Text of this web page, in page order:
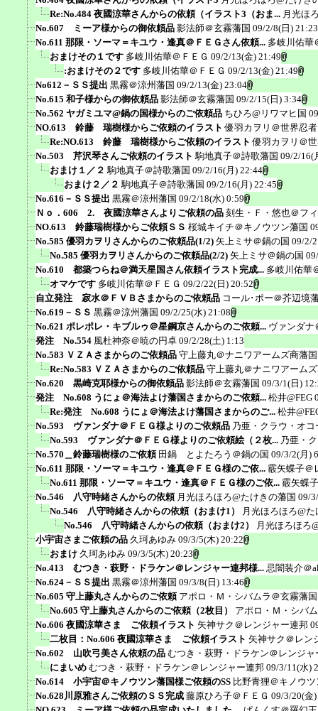
Re:No.484 夜國涼華さんからの依頼（イラスト3（おま... 月光ほ
No.607 ミーア様からの御依頼品 影法師＠玄霧藩国 09/2/8(日) 21:23
No.611 那限・ソーマ＝キユウ・逢真＠ＦＥＧさん依頼... 多岐川佑華
おまけその１です 多岐川佑華＠ＦＥＧ 09/2/13(金) 21:49
:おまけその２です 多岐川佑華＠ＦＥＧ 09/2/13(金) 21:49
No612－ＳＳ提出 黒霧＠涼州藩国 09/2/13(金) 23:04
No.615 和子様からの御依頼品 影法師＠玄霧藩国 09/2/15(日) 3:34
No.562 ヤガミユマ@鍋の国様からのご依頼品 ちひろ@リワマヒ国
NO.613 鈴藤 瑞樹様からご依頼のイラスト 優羽カヲリ＠世界忍
Re:NO.613 鈴藤 瑞樹様からご依頼のイラスト 優羽カヲリ＠
No.503 芹沢琴さんご依頼のイラスト 駒地真子＠詩歌藩国 09/2/16(
おまけ１／２ 駒地真子＠詩歌藩国 09/2/16(月) 22:44
おまけ２／２ 駒地真子＠詩歌藩国 09/2/16(月) 22:45
No.616－ＳＳ提出 黒霧＠涼州藩国 09/2/18(水) 0:59
Ｎｏ．606 2. 夜國涼華さんよりご依頼の品 刻生・Ｆ・悠也＠フ
NO.613 鈴藤瑞樹様からご依頼ＳＳ 桜城キイチ＠キノウツン藩国
No.585 優羽カヲリさんからのご依頼品(1/2) 矢上ミサ＠鍋の国 09/2/
No.585 優羽カヲリさんからのご依頼品(2/2) 矢上ミサ＠鍋の国
No.610 都築つらね＠満天星国さん依頼イラスト完成... 多岐川佑華
オマケです 多岐川佑華＠ＦＥＧ 09/2/22(日) 20:52
自立発注 寂水＠ＦＶＢさまからのご依頼品 コール･ポー＠芥辺境
No.619－ＳＳ 黒霧＠涼州藩国 09/2/25(水) 21:08
No.621 ポレポレ・キブルゥ＠星鋼京さんからのご依頼... ヴァンダナ
発注 No.554 風杜神奈＠暁の円卓 09/2/28(土) 1:13
No.583 ＶＺＡさまからのご依頼品 守上藤丸＠ナニワアームズ商藩国
Re:No.583 ＶＺＡさまからのご依頼品 守上藤丸＠ナニワアーム
No.620 黒崎克耶様からの御依頼品 影法師＠玄霧藩国 09/3/1(日)
発注 No.608 うにょ＠海法よけ藩国さまからのご依頼... 松井@FEG
Re:発注 No.608 うにょ＠海法よけ藩国さまからのご... 松井
No.593 ヴァンダナ＠ＦＥＧ様よりのご依頼品 乃亜・クラウ・オ
No.593 ヴァンダナ＠ＦＥＧ様よりのご依頼絵（２枚... 乃亜・
No.570＿鈴藤瑞樹様のご依頼 田鍋 とよたろう＠鍋の国 09/3/2(月)
No.611 那限・ソーマ＝キユウ・逢真＠ＦＥＧ様のご依... 霰矢蝶子＠
No.611 那限・ソーマ＝キユウ・逢真＠ＦＥＧ様のご依... 霰矢蝶
No.546 八守時緒さんからの依頼 月光ほろほろ@たけきの藩国 09/
No.546 八守時緒さんからの依頼（おまけ1）
月光ほろほろ@
No.546 八守時緒さんからの依頼（おまけ2）
月光ほろほろ
小宇宙さまご依頼の品 久珂あゆみ 09/3/5(木) 20:22
おまけ 久珂あゆみ 09/3/5(木) 20:23
No.413 むつき・萩野・ドラケン＠レンジャー連邦様... 忌闇装介＠
No.624－ＳＳ提出 黒霧＠涼州藩国 09/3/8(日) 13:46
No.605 守上藤丸さんからのご依頼 アポロ・Ｍ・シバムラ＠玄霧藩国
No.605 守上藤丸さんからのご依頼（2枚目）
アポロ・Ｍ・シバ
No.606 夜國涼華さま ご依頼イラスト 矢神サク＠レンジャー連邦
二枚目：No.606 夜國涼華さま ご依頼イラスト 矢神サク＠レン
No.602 山吹弓美さん依頼の品 むつき・萩野・ドラケン＠レンジャ
にまいめ むつき・萩野・ドラケン＠レンジャー連邦 09/3/11(水)
No.614 小宇宙＠キノウツン藩国様ご依頼のSS 比野青狸＠キノウ
No.628川原雅さんご依頼のＳＳ完成 藤原ひろ子＠ＦＥＧ 09/3/20(金